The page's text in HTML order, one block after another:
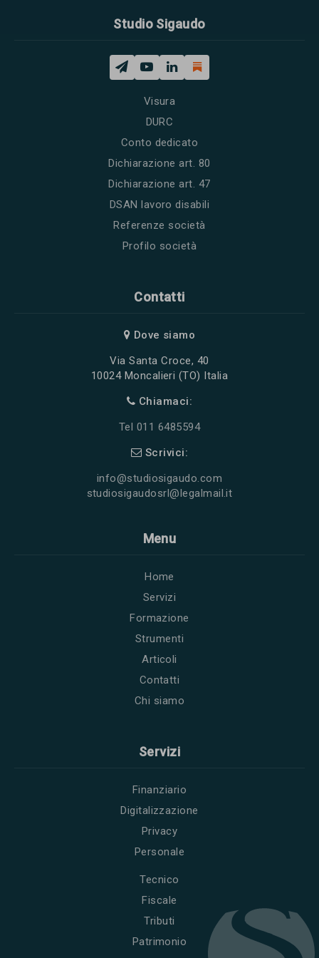
Studio Sigaudo
Visura
DURC
Conto dedicato
Dichiarazione art. 80
Dichiarazione art. 47
DSAN lavoro disabili
Referenze società
Profilo società
Contatti
Dove siamo
Via Santa Croce, 40
10024 Moncalieri (TO) Italia
Chiamaci:
Tel 011 6485594
Scrivici:
info@studiosigaudo.com
studiosigaudosrl@legalmail.it
Menu
Home
Servizi
Formazione
Strumenti
Articoli
Contatti
Chi siamo
Servizi
Finanziario
Digitalizzazione
Privacy
Personale
Tecnico
Fiscale
Tributi
Patrimonio